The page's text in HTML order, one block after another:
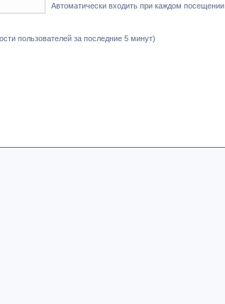
Автоматически входить при каждом посещении
пользователей за последние 5 минут)